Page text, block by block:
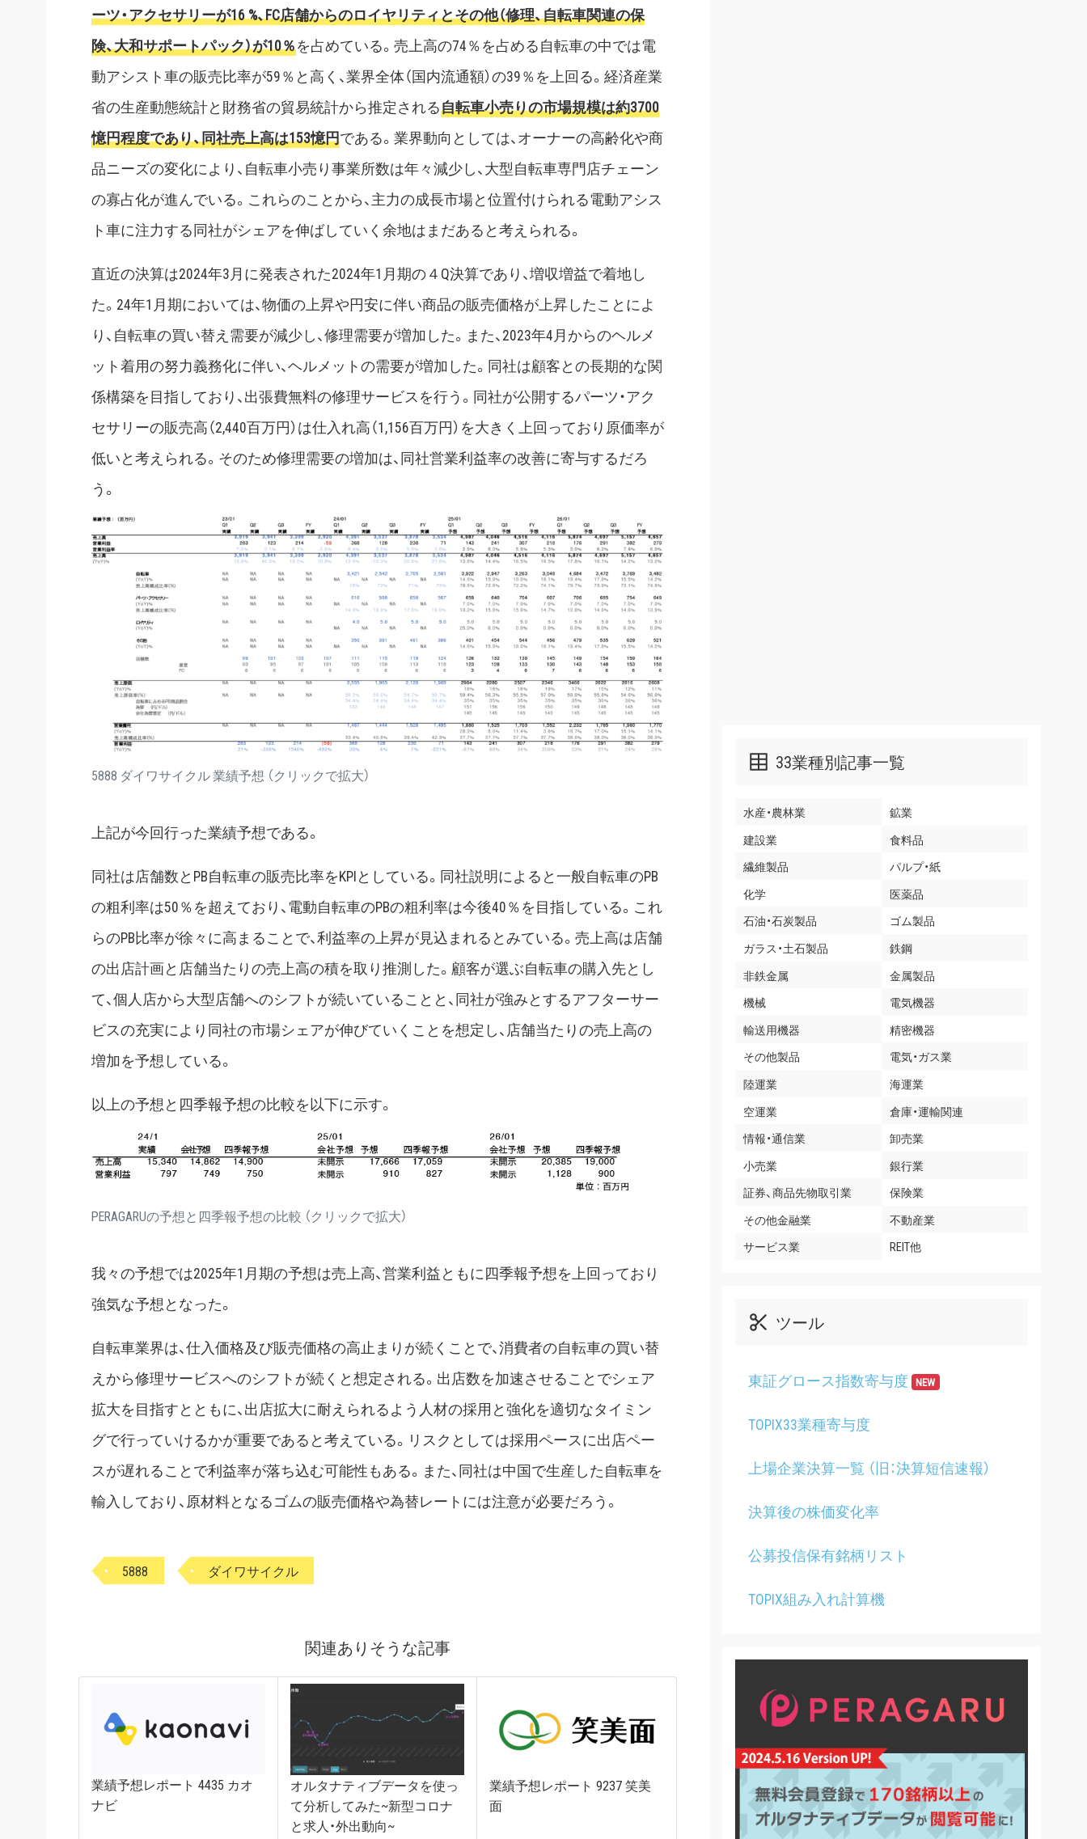
ーツ・アクセサリーが16 %、FC店舗からのロイヤリティとその他（修理、自転車関連の保
険、大和サポートパック）が10％を占めている。売上高の74％を占める自転車の中では電
動アシスト車の販売比率が59％と高く、業界全体（国内流通額）の39％を上回る。経済産業
省の生産動態統計と財務省の貿易統計から推定される自転車小売りの市場規模は約3700
憶円程度であり、同社売上高は153憶円である。業界動向としては、オーナーの高齢化や商
品ニーズの変化により、自転車小売り事業所数は年々減少し、大型自転車専門店チェーン
の寡占化が進んでいる。これらのことから、主力の成長市場と位置付けられる電動アシス
ト車に注力する同社がシェアを伸ばしていく余地はまだあると考えられる。
直近の決算は2024年3月に発表された2024年1月期の４Q決算であり、増収増益で着地し
た。24年1月期においては、物価の上昇や円安に伴い商品の販売価格が上昇したことによ
り、自転車の買い替え需要が減少し、修理需要が増加した。また、2023年4月からのヘルメ
ット着用の努力義務化に伴い、ヘルメットの需要が増加した。同社は顧客との長期的な関
係構築を目指しており、出張費無料の修理サービスを行う。同社が公開するパーツ・アク
セサリーの販売高（2,440百万円）は仕入れ高（1,156百万円）を大きく上回っており原価率が
低いと考えられる。そのため修理需要の増加は、同社営業利益率の改善に寄与するだろ
う。
5888 ダイワサイクル 業績予想 （クリックで拡大）
上記が今回行った業績予想である。
同社は店舗数とPB自転車の販売比率をKPIとしている。同社説明によると一般自転車のPB
の粗利率は50％を超えており、電動自転車のPBの粗利率は今後40％を目指している。これ
らのPB比率が徐々に高まることで、利益率の上昇が見込まれるとみている。売上高は店舗
の出店計画と店舗当たりの売上高の積を取り推測した。顧客が選ぶ自転車の購入先とし
て、個人店から大型店舗へのシフトが続いていることと、同社が強みとするアフターサー
ビスの充実により同社の市場シェアが伸びていくことを想定し、店舗当たりの売上高の
増加を予想している。
以上の予想と四季報予想の比較を以下に示す。
PERAGARUの予想と四季報予想の比較 （クリックで拡大）
我々の予想では2025年1月期の予想は売上高、営業利益ともに四季報予想を上回っており
強気な予想となった。
自転車業界は、仕入価格及び販売価格の高止まりが続くことで、消費者の自転車の買い替
えから修理サービスへのシフトが続くと想定される。出店数を加速させることでシェア
拡大を目指すとともに、出店拡大に耐えられるよう人材の採用と強化を適切なタイミン
グで行っていけるかが重要であると考えている。リスクとしては採用ペースに出店ペー
スが遅れることで利益率が落ち込む可能性もある。また、同社は中国で生産した自転車を
輸入しており、原材料となるゴムの販売価格や為替レートには注意が必要だろう。
5888 ダイワサイクル
関連ありそうな記事
業績予想レポート 4435 カオ
ナビ
オルタナティブデータを使っ
て分析してみた~新型コロナ
と求人・外出動向~
業績予想レポート 9237 笑美
面
33業種別記事一覧
水産・農林業
鉱業
建設業
食料品
繊維製品
パルプ・紙
化学
医薬品
石油・石炭製品
ゴム製品
ガラス・土石製品
鉄鋼
非鉄金属
金属製品
機械
電気機器
輸送用機器
精密機器
その他製品
電気・ガス業
陸運業
海運業
空運業
倉庫・運輸関連
情報・通信業
卸売業
小売業
銀行業
証券、商品先物取引業
保険業
その他金融業
不動産業
サービス業
REIT他
ツール
東証グロース指数寄与度 NEW
TOPIX33業種寄与度
上場企業決算一覧 （旧：決算短信速報）
決算後の株価変化率
公募投信保有銘柄リスト
TOPIX組み入れ計算機